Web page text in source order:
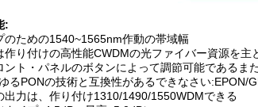
:
のための1540~1565nm作動の帯域幅
作り付けの高性能CWDMの光ファイバー資源を
ント・パネルのボタンによって調節可能であるま
るPONの技術と互換性があるできなさい:EPON/
出力は、作り付け1310/1490/1550WDMできる